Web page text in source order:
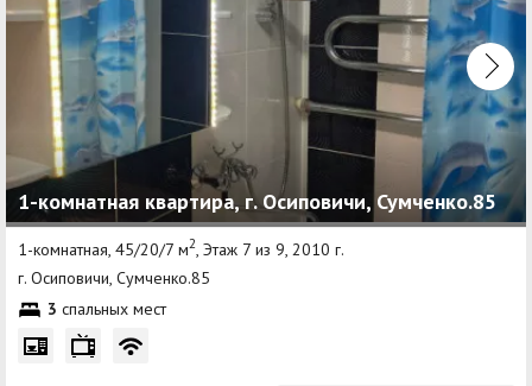
1-комнатная квартира, г. Осиповичи, Сумченко.85
1-комнатная, 45/20/7 м2, Этаж 7 из 9, 2010 г.
г. Осиповичи, Сумченко.85
3 спальных мест